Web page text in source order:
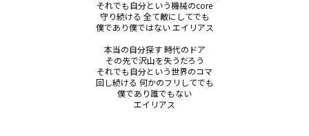
それでも自分という機械のcore
守り続ける 全て敵にしてでも
僕であり僕ではない エイリアス
本当の自分探す 時代のドア
その先で沢山を失うだろう
それでも自分という世界のコマ
回し続ける 何かのフリしてでも
僕であり誰でもない
エイリアス